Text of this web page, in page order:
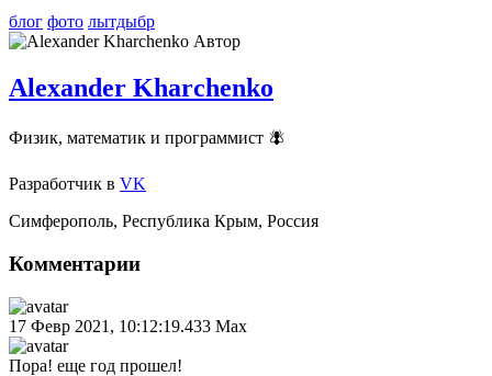
блог фото лытдыбр
Автор
Alexander Kharchenko
Физик, математик и программист 🪰
Разработчик в VK
Симферополь, Республика Крым, Россия
Комментарии
17 Февр 2021, 10:12:19.433 Max
Пора! еще год прошел!